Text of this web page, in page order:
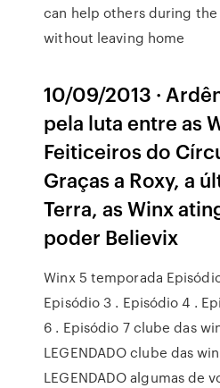
can help others during
without leaving home
10/09/2013 ·
pela luta entre as
Feiticeiros do
Graças a Roxy, a
Terra, as Winx
poder Believix
Winx 5 temporada
Episódio 3 . Episódio 4 .
6 . Episódio 7 clube das
LEGENDADO clube das
LEGENDADO algumas de